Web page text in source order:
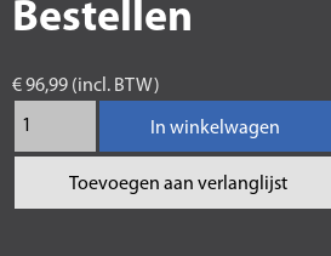
Bestellen
€ 96,99 (incl. BTW)
In winkelwagen
Toevoegen aan verlanglijst